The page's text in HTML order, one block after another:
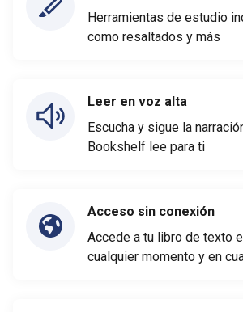
Herramientas de estudio
como resaltados y más
Leer en voz alta
Escucha y sigue la
Bookshelf lee para ti
Acceso sin conexión
Accede a tu libro de texto
cualquier momento y en